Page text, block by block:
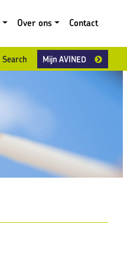
Over ons Contact
Search
Mijn AVINED